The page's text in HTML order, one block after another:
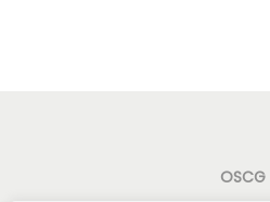
OSCG